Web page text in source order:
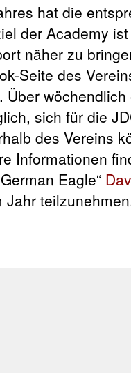
hat die
der Academy
näher zu
Seite des
Über
sich für die
des Vereins
Informationen
Eagle“
Jahr